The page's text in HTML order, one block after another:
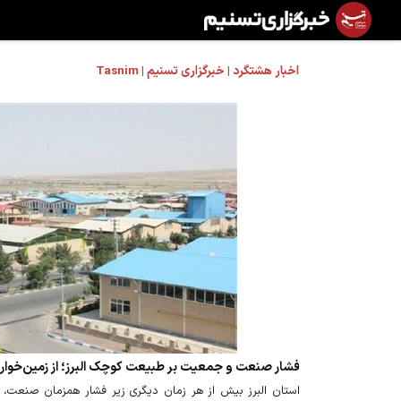
اخبار هشتگرد | خبرگزاری تسنیم | Tasnim
فشار صنعت و جمعیت بر طبیعت کوچک البرز؛ از زمین‌خواری
استان البرز ‌بیش از هر زمان دیگری زیر فشار همزمان